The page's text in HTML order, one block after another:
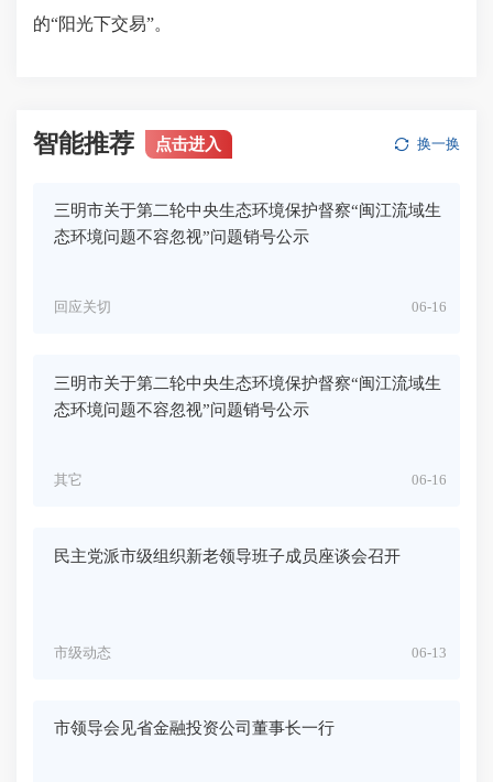
的“阳光下交易”。
智能推荐 点击进入 换一换
三明市关于第二轮中央生态环境保护督察“闽江流域生
态环境问题不容忽视”问题销号公示
06-16
回应关切
三明市关于第二轮中央生态环境保护督察“闽江流域生
态环境问题不容忽视”问题销号公示
06-16
其它
民主党派市级组织新老领导班子成员座谈会召开
06-13
市级动态
市领导会见省金融投资公司董事长一行